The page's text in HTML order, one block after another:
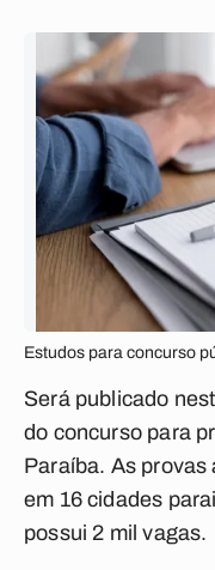
Estudos para concurso
Será publicado
do concurso para
Paraíba. As provas
em 16 cidades
possui 2 mil vagas.